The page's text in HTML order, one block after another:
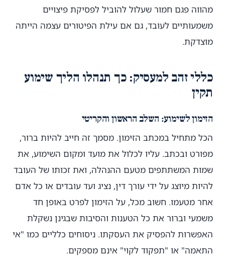
מהווה פגם חמור שעלול להוביל לפסיקת פיצויים
משמעותיים לעובד, גם אם עילת הפיטורים עצמה הייתה
מוצדקת.
כללי זהב למעסיק: כך תנהלו הליך שימוע
תקין
הזימון לשימוע: השלב הראשון והקריטי
הכל מתחיל במכתב הזימון. מסמך זה חייב להיות ברור,
מפורט ובכתב. עליו לכלול את מועד ומקום השימוע, את
שמות המשתתפים מטעם ההנהלה, ואת זכותו של העובד
להיות מיוצג על ידי עורך דין, נציג ועד עובדים או כל אדם
אחר מטעמו. חשוב מכל, על הזימון לפרט באופן חד
משמעי וברור את כל הטענות והסיבות שבגינן נשקלת
האפשרות להפסיק את העסקתו. ניסוחים כלליים כמו "אי
התאמה" או "תפקוד לקוי" אינם מספקים.